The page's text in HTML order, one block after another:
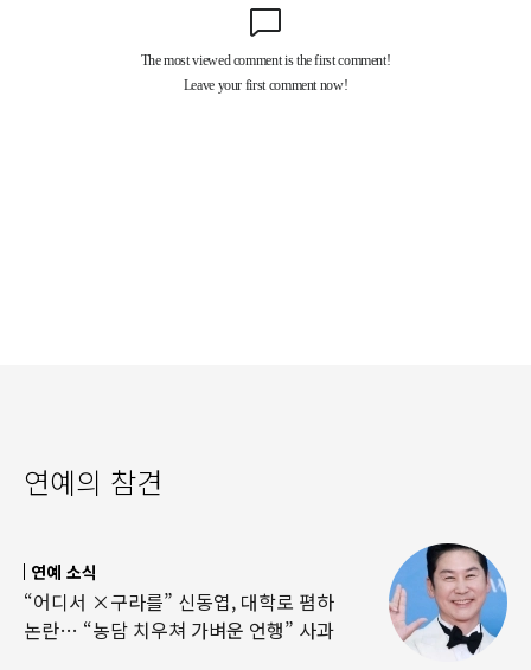
연예의 참견
연예 소식
“어디서 ×구라를” 신동엽, 대학로 폄하
논란… “농담 치우쳐 가벼운 언행” 사과